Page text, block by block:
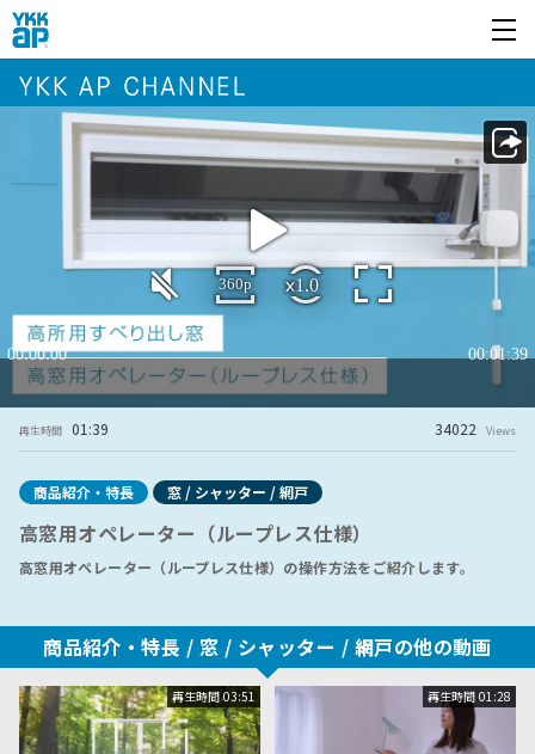
開く
再生時間 01:39 34022 Views
商品紹介・特長 窓 / シャッター / 網戸
高窓用オペレーター（ループレス仕様）
高窓用オペレーター（ループレス仕様）の操作方法をご紹介します。
商品紹介・特長 / 窓 / シャッター / 網戸の他の動画
再生時間 03:51 再生時間 01:28